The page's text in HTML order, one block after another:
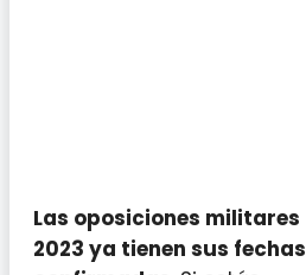
Las oposiciones militares
2023 ya tienen sus fechas